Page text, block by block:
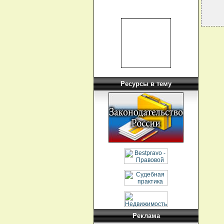
Ресурсы в тему
Реклама